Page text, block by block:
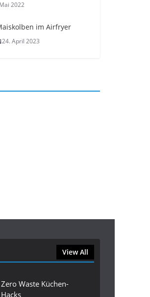
2022
im Airfryer
24. April 2023
View All
Zero Waste Küchen-
Hacks